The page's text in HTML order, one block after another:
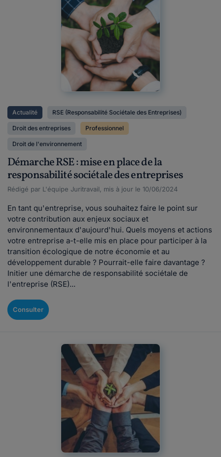
Actualité RSE (Responsabilité Sociétale des Entreprises)
Droit des entreprises Professionnel
Droit de l'environnement
Démarche RSE : mise en place de la
responsabilité sociétale des entreprises
Rédigé par L'équipe Juritravail, mis à jour le 10/06/2024
En tant qu'entreprise, vous souhaitez faire le point sur
votre contribution aux enjeux sociaux et
environnementaux d'aujourd'hui. Quels moyens et actions
votre entreprise a-t-elle mis en place pour participer à la
transition écologique de notre économie et au
développement durable ? Pourrait-elle faire davantage ?
Initier une démarche de responsabilité sociétale de
l'entreprise (RSE)...
Consulter